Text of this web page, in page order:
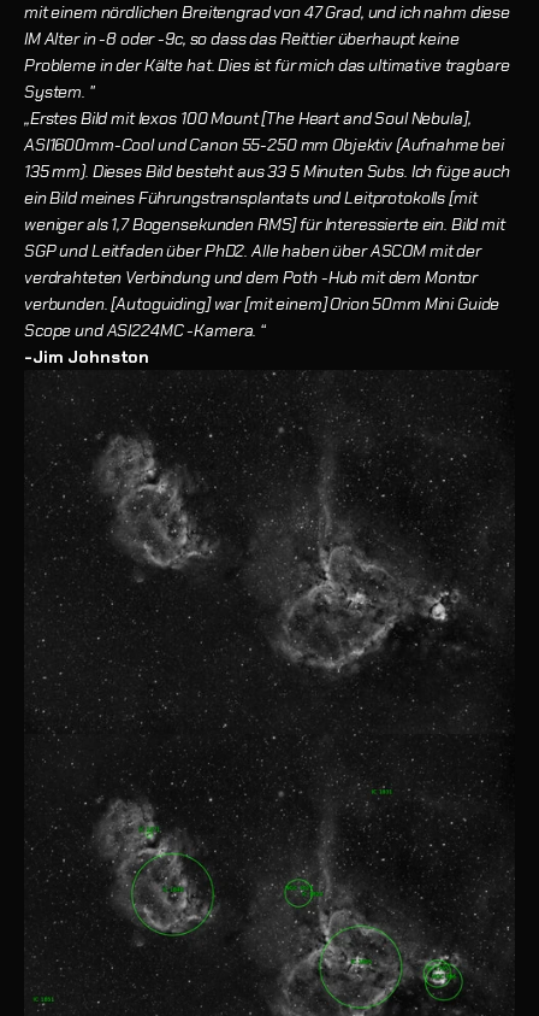
mit einem nördlichen Breitengrad von 47 Grad, und ich nahm diese
IM Alter in -8 oder -9c, so dass das Reittier überhaupt keine
Probleme in der Kälte hat. Dies ist für mich das ultimative tragbare
System. "
„Erstes Bild mit Iexos 100 Mount [The Heart and Soul Nebula],
ASI1600mm-Cool und Canon 55-250 mm Objektiv (Aufnahme bei
135 mm). Dieses Bild besteht aus 33 5 Minuten Subs. Ich füge auch
ein Bild meines Führungstransplantats und Leitprotokolls [mit
weniger als 1,7 Bogensekunden RMS] für Interessierte ein. Bild mit
SGP und Leitfaden über PhD2. Alle haben über ASCOM mit der
verdrahteten Verbindung und dem Poth -Hub mit dem Montor
verbunden. [Autoguiding] war [mit einem] Orion 50mm Mini Guide
Scope und ASI224MC -Kamera. “
-Jim Johnston